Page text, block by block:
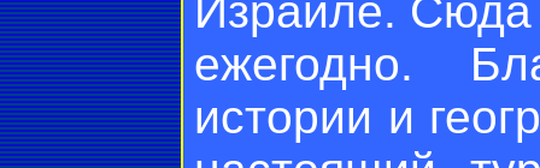
Израиле. Сюда
ежегодно.
истории и